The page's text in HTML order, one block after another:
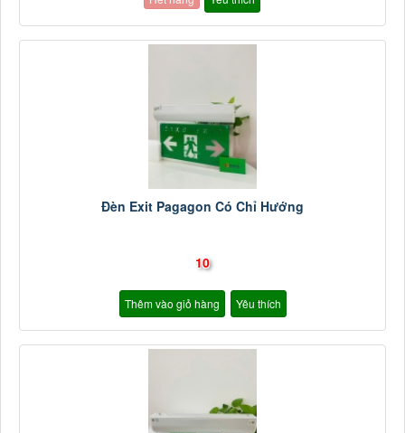
Đèn Exit Pagagon Có Chỉ Hướng
10
Thêm vào giỏ hàng Yêu thích